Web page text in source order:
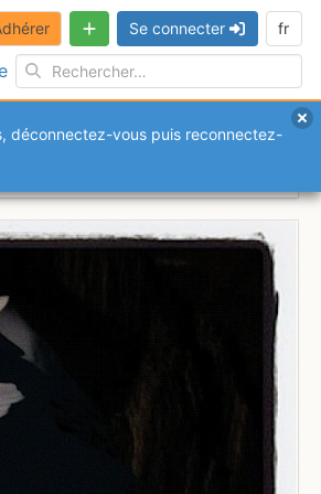
Se connecter fr
déconnectez-vous puis reconnectez-